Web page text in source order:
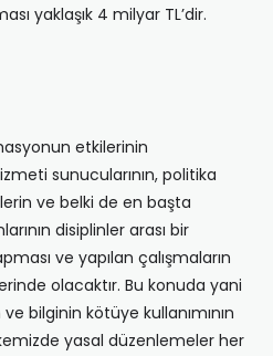
yaklaşık 4 milyar TL’dir.
etkilerinin
sunucularının, politika
ve belki de en başta
disiplinler arası bir
ve yapılan çalışmaların
olacaktır. Bu konuda yani
bilginin kötüye kullanımının
yasal düzenlemeler her